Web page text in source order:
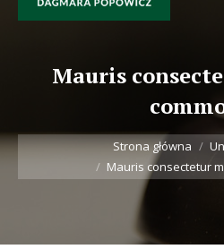
Mauris
Jesteś tutaj:
Strona główna
Mauris consectetur